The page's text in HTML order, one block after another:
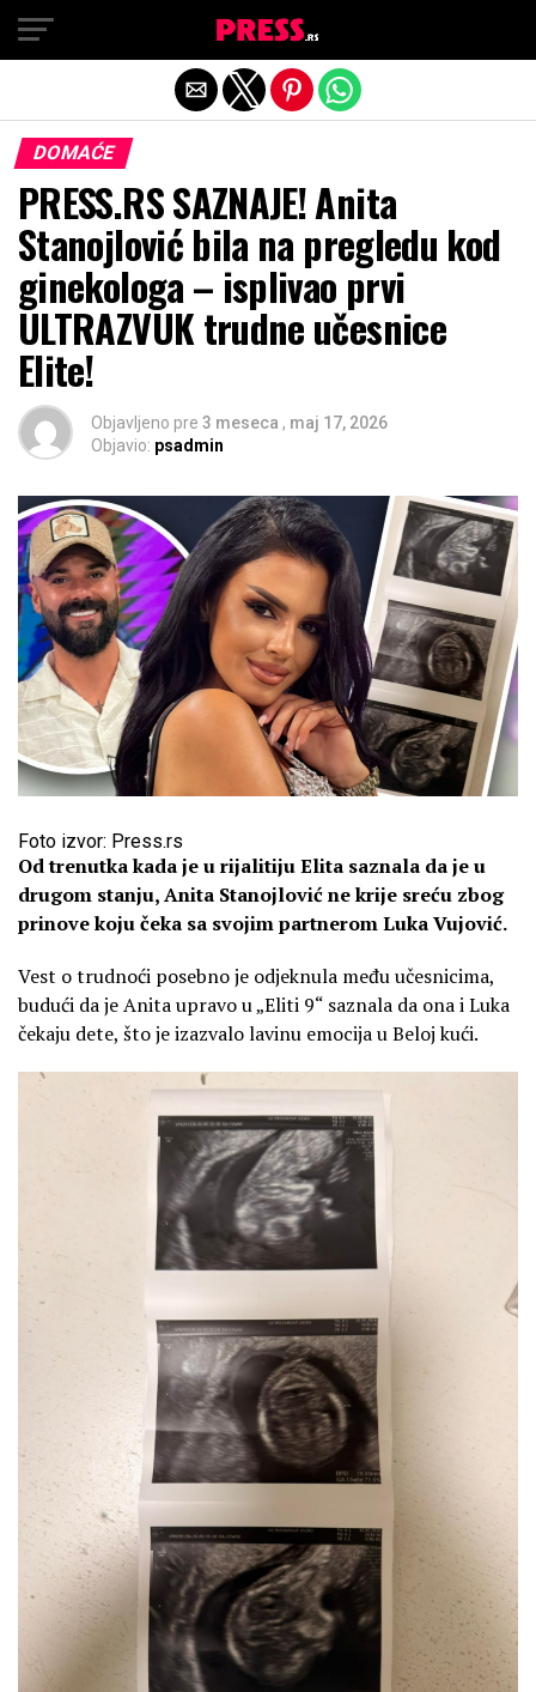
DOMAĆE
PRESS.RS SAZNAJE! Anita
Stanojlović bila na pregledu kod
ginekologa – isplivao prvi
ULTRAZVUK trudne učesnice
Elite!
Objavljeno pre 3 meseca , maj 17, 2026
Objavio: psadmin
Foto izvor: Press.rs
Od trenutka kada je u rijalitiju Elita saznala da je u
drugom stanju, Anita Stanojlović ne krije sreću zbog
prinove koju čeka sa svojim partnerom Luka Vujović.
Vest o trudnoći posebno je odjeknula među učesnicima,
budući da je Anita upravo u „Eliti 9“ saznala da ona i Luka
čekaju dete, što je izazvalo lavinu emocija u Beloj kući.
Exit mobile version